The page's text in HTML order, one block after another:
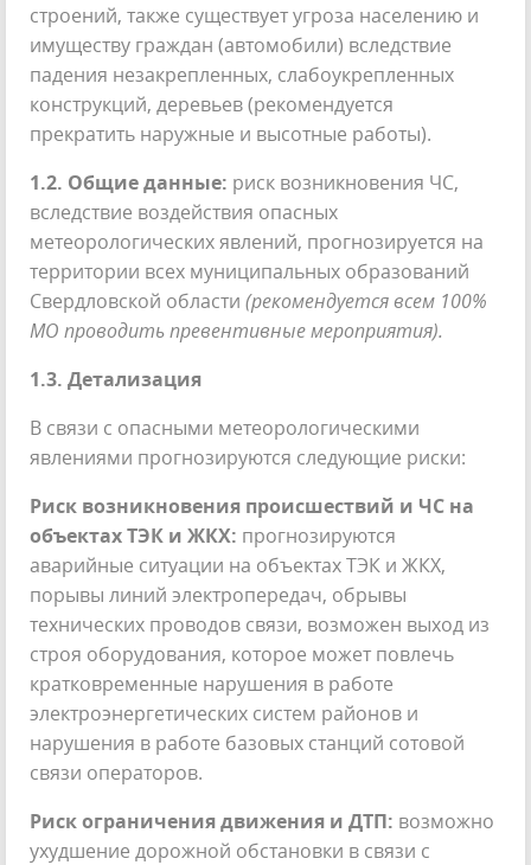
строений, также существует угроза населению и
имуществу граждан (автомобили) вследствие
падения незакрепленных, слабоукрепленных
конструкций, деревьев (рекомендуется
прекратить наружные и высотные работы).
1.2. Общие данные: риск возникновения ЧС,
вследствие воздействия опасных
метеорологических явлений, прогнозируется на
территории всех муниципальных образований
Свердловской области (рекомендуется всем 100%
МО проводить превентивные мероприятия).
1.3. Детализация
В связи с опасными метеорологическими
явлениями прогнозируются следующие риски:
Риск возникновения происшествий и ЧС на
объектах ТЭК и ЖКХ: прогнозируются
аварийные ситуации на объектах ТЭК и ЖКХ,
порывы линий электропередач, обрывы
технических проводов связи, возможен выход из
строя оборудования, которое может повлечь
кратковременные нарушения в работе
электроэнергетических систем районов и
нарушения в работе базовых станций сотовой
связи операторов.
Риск ограничения движения и ДТП: возможно
ухудшение дорожной обстановки в связи с